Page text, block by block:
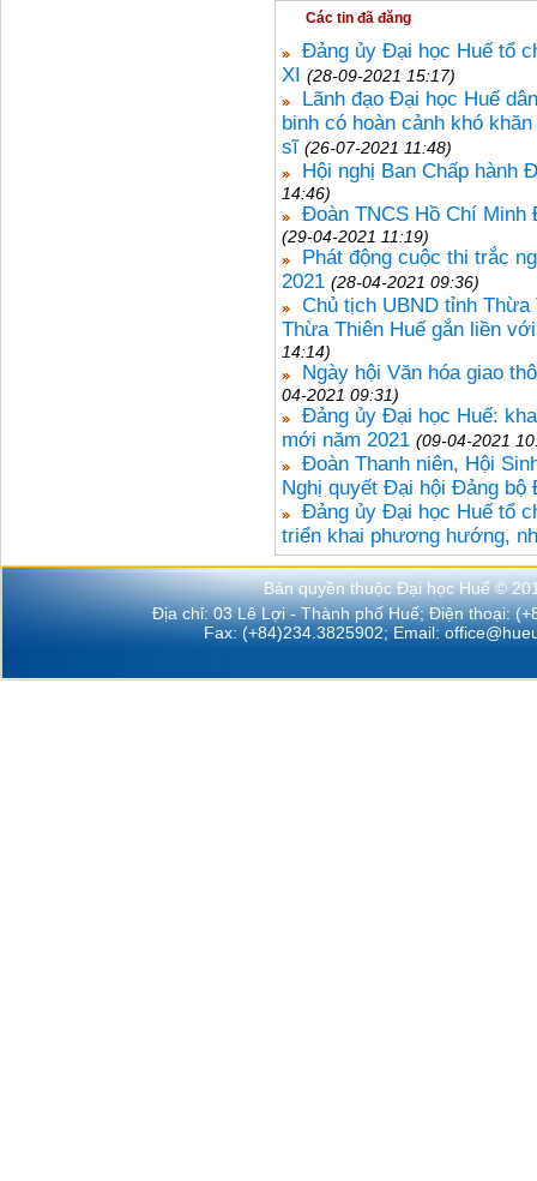
Các tin đã đăng
Đảng ủy Đại học Huế tổ
XI (28-09-2021 15:17)
Lãnh đạo Đại học Huế
binh có hoàn cảnh khó
sĩ (26-07-2021 11:48)
Hội nghị Ban Chấp hành
14:46)
Đoàn TNCS Hồ Chí Minh
(29-04-2021 11:19)
Phát động cuộc thi trắc
2021 (28-04-2021 09:36)
Chủ tịch UBND tỉnh Thừa
Thừa Thiên Huế gắn liền
14:14)
Ngày hội Văn hóa giao
04-2021 09:31)
Đảng ủy Đại học Huế:
mới năm 2021 (09-04-2021
Đoàn Thanh niên, Hội
Nghị quyết Đại hội Đảng bộ
Đảng ủy Đại học Huế tổ
triển khai phương hướng,
Bản quyền thuộc Đại học Huế ©
Địa chỉ: 03 Lê Lợi - Thành phố Huế; Điện thoại:
Fax: (+84)234.3825902; Email: